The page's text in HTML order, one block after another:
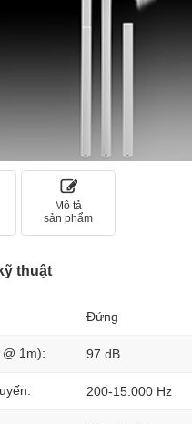
Mô tả
sản phẩm
thuật
Đứng
1m): 97 dB
200-15.000 Hz